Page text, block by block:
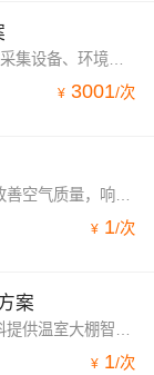
地下车库CO监测系统由co数据采集设备、环境监控主机、视频监控系统（视频字符叠加器+摄像头）、环境监控平台、485控制器（联动风机）组成。
¥ 3001/次
为控制餐饮油烟排放的污染，改善空气质量，响应国家对餐饮行业油烟进行监管，建大仁科推出油烟在线监测系统，实现对油烟排放的实时监测。油烟监测系统主要由建大仁科自主研发的油烟在线监测仪和监控云平台组成，通过GPRS/4G上传至监控平台，是集油烟监测，数据采集，数据传输一体化的实时监测系统。
¥ 1/次
案
针对温室大棚的特点，建大仁科提供温室大棚智能解决方案，该方案由LED观光屏（内含智能监控主机）、多要素百叶盒、土壤水分/温度/电导率传感器、环境监测云平台组成，可以实时监测温室大棚内的空气温湿度、土壤温湿度、土壤电导率、二氧化碳浓度、光照强度，并实时上传至云平台。
¥ 1/次